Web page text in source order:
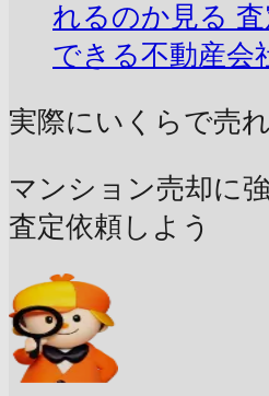
れるのか見る
できる不動産会
実際にいくらで売
マンション売却に
査定依頼しよう